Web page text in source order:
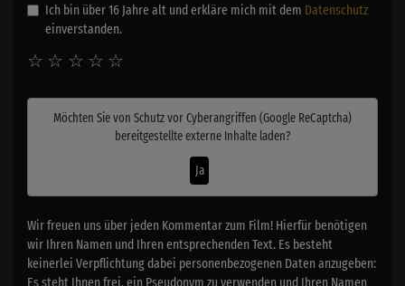
Ich bin über 16 Jahre alt und erkläre mich mit dem Datenschutz
einverstanden.
☆
☆
☆
☆
☆
Möchten Sie von Schutz vor Cyberangriffen (Google ReCaptcha)
bereitgestellte externe Inhalte laden?
Ja
Wir freuen uns über jeden Kommentar zum Film! Hierfür benötigen
wir Ihren Namen und Ihren entsprechenden Text. Es besteht
keinerlei Verpflichtung dabei personenbezogenen Daten anzugeben:
Es steht Ihnen frei, ein Pseudonym zu verwenden und Ihren Namen